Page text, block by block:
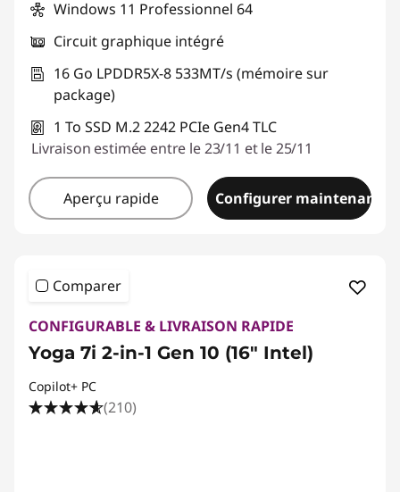
Windows 11 Professionnel 64
Circuit graphique intégré
16 Go LPDDR5X-8 533MT/s (mémoire sur
package)
1 To SSD M.2 2242 PCIe Gen4 TLC
Livraison estimée entre le 23/11 et le 25/11
Aperçu rapide Configurer maintenant
Comparer
CONFIGURABLE & LIVRAISON RAPIDE
Yoga 7i 2-in-1 Gen 10 (16" Intel)
Copilot+ PC
(210)